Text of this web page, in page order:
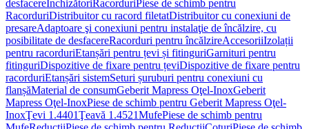
desfacereÎnchizătoriRacorduriPiese de schimb pentru
RacorduriDistribuitor cu racord filetatDistribuitor cu conexiuni de
presareAdaptoare şi conexiuni pentru instalaţie de încălzire, cu
posibilitate de desfacereRacorduri pentru încălzireAccesoriiIzolații
pentru racorduriEtanșări pentru țevi și fitinguriGarnituri pentru
fitinguriDispozitive de fixare pentru țeviDispozitive de fixare pentru
racorduriEtanșări sistemSeturi șuruburi pentru conexiuni cu
flanșăMaterial de consumGeberit Mapress Oţel-InoxGeberit
Mapress Oţel-InoxPiese de schimb pentru Geberit Mapress Oţel-
InoxŢevi 1.4401Ţeavă 1.4521MufePiese de schimb pentru